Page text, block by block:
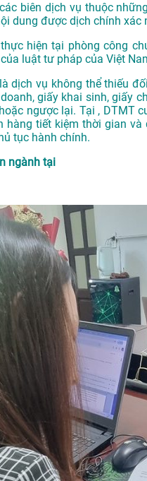
biên dịch vụ thuộc
dung được dịch chính xác
hiện tại phòng công
luật tư pháp của Việt
dịch vụ không thể thiếu
giấy khai sinh, giấy
ngược lại. Tại , DTMT
hàng tiết kiệm thời gian
tục hành chính.
ngành tại